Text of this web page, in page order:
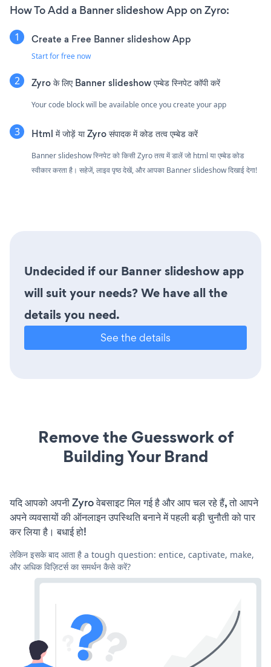
How To Add a Banner slideshow App on Zyro:
Create a Free Banner slideshow App
Start for free now
Zyro के लिए Banner slideshow एम्बेड स्निपेट कॉपी करें
Your code block will be available once you create your app
Html में जोड़ें या Zyro संपादक में कोड तत्व एम्बेड करें
Banner slideshow स्निपेट को किसी Zyro तत्व में डालें जो html या एम्बेड कोड
स्वीकार करता है। सहेजें, लाइव पृष्ठ देखें, और आपका Banner slideshow दिखाई देगा!
Undecided if our Banner slideshow app
will suit your needs? We have all the
details you need.
See the details
Remove the Guesswork of
Building Your Brand
यदि आपको अपनी Zyro वेबसाइट मिल गई है और आप चल रहे हैं, तो आपने
अपने व्यवसायों की ऑनलाइन उपस्थिति बनाने में पहली बड़ी चुनौती को पार
कर लिया है। बधाई हो!
लेकिन इसके बाद आता है a tough question: entice, captivate, make,
और अधिक विज़िटर्स का समर्थन कैसे करें?